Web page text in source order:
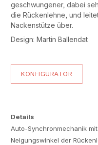
geschwungener, dabei
die Rückenlehne, und
Nackenstütze über.
Design: Martin Ballendat
KONFIGURATOR
Details
Auto-Synchronmechanik
Neigungswinkel der